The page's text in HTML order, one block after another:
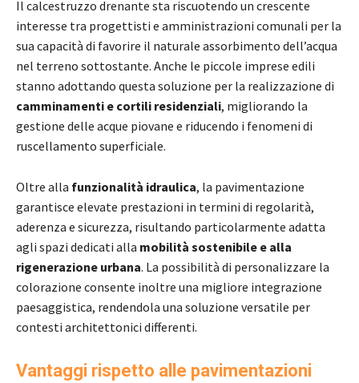
Il calcestruzzo drenante sta riscuotendo un crescente
interesse tra progettisti e amministrazioni comunali per la
sua capacità di favorire il naturale assorbimento dell’acqua
nel terreno sottostante. Anche le piccole imprese edili
stanno adottando questa soluzione per la realizzazione di
camminamenti e cortili residenziali, migliorando la
gestione delle acque piovane e riducendo i fenomeni di
ruscellamento superficiale.
Oltre alla funzionalità idraulica, la pavimentazione
garantisce elevate prestazioni in termini di regolarità,
aderenza e sicurezza, risultando particolarmente adatta
agli spazi dedicati alla mobilità sostenibile e alla
rigenerazione urbana. La possibilità di personalizzare la
colorazione consente inoltre una migliore integrazione
paesaggistica, rendendola una soluzione versatile per
contesti architettonici differenti.
Vantaggi rispetto alle pavimentazioni